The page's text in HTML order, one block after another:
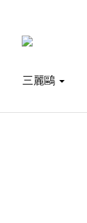
三麗鷗